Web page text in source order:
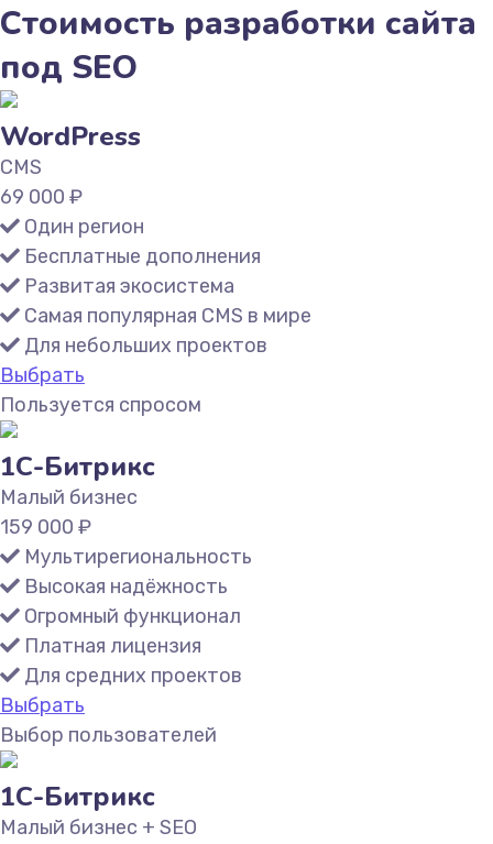
Стоимость разработки сайта
под SEO
WordPress
CMS
69 000 ₽
Один регион
Бесплатные дополнения
Развитая экосистема
Самая популярная CMS в мире
Для небольших проектов
Выбрать
Пользуется спросом
1С-Битрикс
Малый бизнес
159 000 ₽
Мультирегиональность
Высокая надёжность
Огромный функционал
Платная лицензия
Для средних проектов
Выбрать
Выбор пользователей
1С-Битрикс
Малый бизнес + SEO